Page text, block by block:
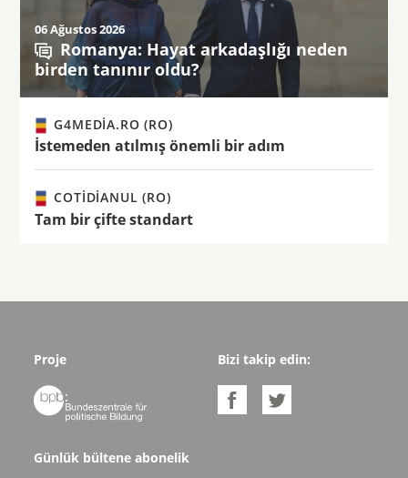
06 Ağustos 2026
Romanya: Hayat arkadaşlığı neden
birden tanınır oldu?
G4MEDIA.RO (RO)
İstemeden atılmış önemli bir adım
COTIDIANUL (RO)
Tam bir çifte standart
Proje

Bizi takip edin:
 
Günlük bültene abonelik